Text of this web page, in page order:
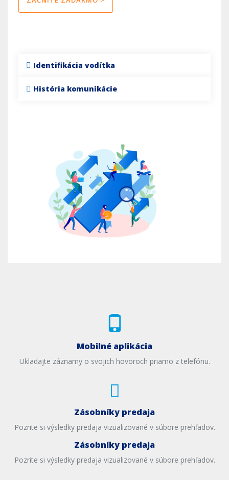
Identifikácia vodítka
História komunikácie
Mobilné aplikácia
Ukladajte záznamy o svojich hovoroch priamo z telefónu.
Zásobníky predaja
Pozrite si výsledky predaja vizualizované v súbore prehľadov.
Zásobníky predaja
Pozrite si výsledky predaja vizualizované v súbore prehľadov.